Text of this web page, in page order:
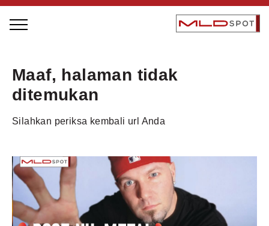
LOCAL GREATNESS
INSPIRING PRODUCTS
INSPIRING COMMUNITIES
TRENDING
EVENTS
Maaf, halaman tidak
ditemukan
Silahkan periksa kembali url Anda